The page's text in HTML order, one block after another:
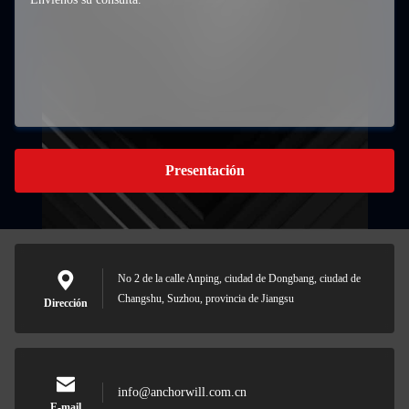
Presentación
Dirección
No 2 de la calle Anping, ciudad de Dongbang, ciudad de
Changshu, Suzhou, provincia de Jiangsu
info@anchorwill.com.cn